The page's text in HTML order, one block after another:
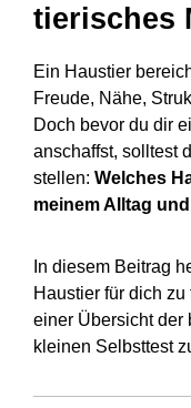
tierisches
Ein Haustier
Freude, Nähe,
Doch bevor du dir
anschaffst, solltest
stellen: Welches
meinem Alltag
In diesem Beitrag
Haustier für dich
einer Übersicht der
kleinen Selbsttest